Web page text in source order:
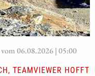
06.08.2026 | 05:00
TEAMVIEWER HOFFT